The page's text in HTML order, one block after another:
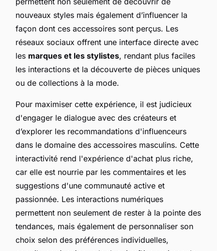
nouveaux styles mais également d’influencer la
façon dont ces accessoires sont perçus. Les
réseaux sociaux offrent une interface directe avec
les marques et les stylistes, rendant plus faciles
les interactions et la découverte de pièces uniques
ou de collections à la mode.
Pour maximiser cette expérience, il est judicieux
d'engager le dialogue avec des créateurs et
d’explorer les recommandations d'influenceurs
dans le domaine des accessoires masculins. Cette
interactivité rend l'expérience d'achat plus riche,
car elle est nourrie par les commentaires et les
suggestions d'une communauté active et
passionnée. Les interactions numériques
permettent non seulement de rester à la pointe des
tendances, mais également de personnaliser son
choix selon des préférences individuelles,